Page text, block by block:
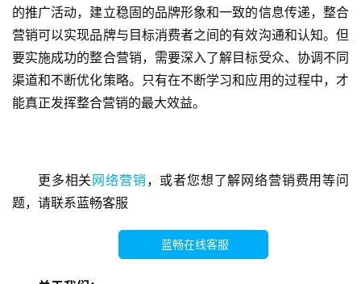
页
H
5
开
发
序
开
的推广活动，建立稳固的品牌形象和一致的信息传递，整合
营销可以实现品牌与目标消费者之间的有效沟通和认知。但
要实施成功的整合营销，需要深入了解目标受众、协调不同
渠道和不断优化策略。只有在不断学习和应用的过程中，才
能真正发挥整合营销的最大效益。
更多相关网络营销 ，或者您想了解网络营销费用等问
题，请联系蓝畅客服
蓝畅在线客服